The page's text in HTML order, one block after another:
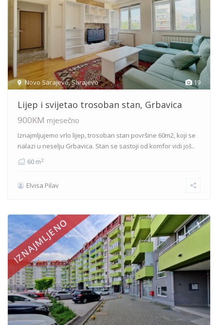
19
Novo Sarajevo,Sarajevo
Lijep i svijetao trosoban stan, Grbavica
900KM mjesečno
Iznajmljujemo vrlo lijep, trosoban stan površine 60m2, koji se
nalazi u neselju Grbavica. Stan se sastoji od komforvidi još..
60 m2
Elvisa Pilav
IZNAJMLJENO